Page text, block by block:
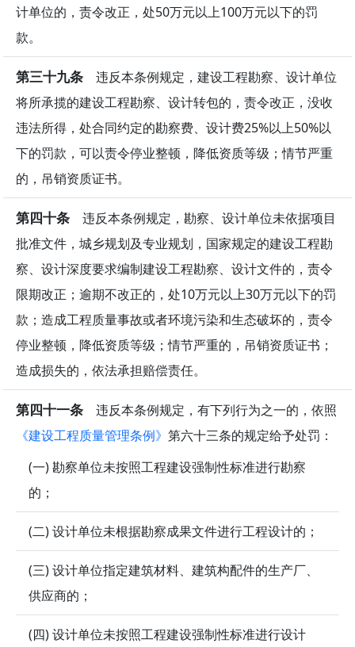
计单位的，责令改正，处50万元以上100万元以下的罚
款。
第三十九条 违反本条例规定，建设工程勘察、设计单位
将所承揽的建设工程勘察、设计转包的，责令改正，没收
违法所得，处合同约定的勘察费、设计费25%以上50%以
下的罚款，可以责令停业整顿，降低资质等级；情节严重
的，吊销资质证书。
第四十条 违反本条例规定，勘察、设计单位未依据项目
批准文件，城乡规划及专业规划，国家规定的建设工程勘
察、设计深度要求编制建设工程勘察、设计文件的，责令
限期改正；逾期不改正的，处10万元以上30万元以下的罚
款；造成工程质量事故或者环境污染和生态破坏的，责令
停业整顿，降低资质等级；情节严重的，吊销资质证书；
造成损失的，依法承担赔偿责任。
第四十一条 违反本条例规定，有下列行为之一的，依照
《建设工程质量管理条例》 第六十三条的规定给予处罚：
(一) 勘察单位未按照工程建设强制性标准进行勘察
的；
(二) 设计单位未根据勘察成果文件进行工程设计的；
(三) 设计单位指定建筑材料、建筑构配件的生产厂、
供应商的；
(四) 设计单位未按照工程建设强制性标准进行设计